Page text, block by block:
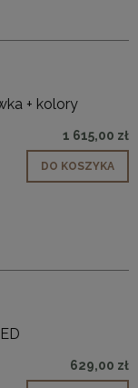
+ kolory
1 615,00 zł
DO KOSZYKA
629,00 zł